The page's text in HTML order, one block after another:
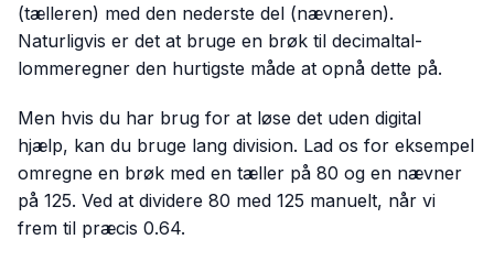
(tælleren) med den nederste del (nævneren).
Naturligvis er det at bruge en brøk til decimaltal-
lommeregner den hurtigste måde at opnå dette på.
Men hvis du har brug for at løse det uden digital
hjælp, kan du bruge lang division. Lad os for eksempel
omregne en brøk med en tæller på 80 og en nævner
på 125. Ved at dividere 80 med 125 manuelt, når vi
frem til præcis 0.64.